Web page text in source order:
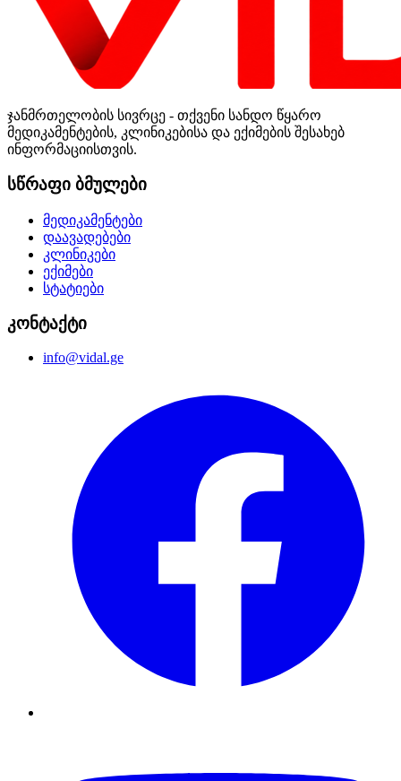
ჯანმრთელობის სივრცე - თქვენი სანდო წყარო
მედიკამენტების, კლინიკებისა და ექიმების შესახებ
ინფორმაციისთვის.
სწრაფი ბმულები
მედიკამენტები
დაავადებები
კლინიკები
ექიმები
სტატიები
კონტაქტი
info@vidal.ge